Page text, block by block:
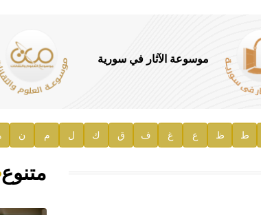
موسوعة الآثار في سورية
ط ظ ع غ ف ق ك ل م ن
متنوع